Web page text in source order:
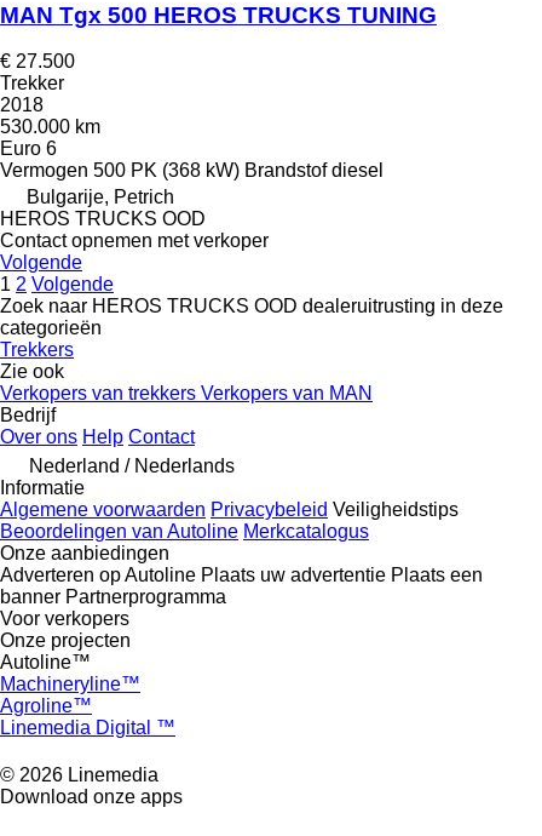
MAN Tgx 500 HEROS TRUCKS TUNING
€ 27.500
Trekker
2018
530.000 km
Euro 6
Vermogen 500 PK (368 kW) Brandstof diesel
Bulgarije, Petrich
HEROS TRUCKS OOD
Contact opnemen met verkoper
Volgende
1 2 Volgende
Zoek naar HEROS TRUCKS OOD dealeruitrusting in deze
categorieën
Trekkers
Zie ook
Verkopers van trekkers Verkopers van MAN
Bedrijf
Over ons Help Contact
Nederland / Nederlands
Informatie
Algemene voorwaarden Privacybeleid Veiligheidstips
Beoordelingen van Autoline Merkcatalogus
Onze aanbiedingen
Adverteren op Autoline Plaats uw advertentie Plaats een
banner Partnerprogramma
Voor verkopers
Onze projecten
Autoline™
Machineryline™
Agroline™
Linemedia Digital ™
© 2026 Linemedia
Download onze apps